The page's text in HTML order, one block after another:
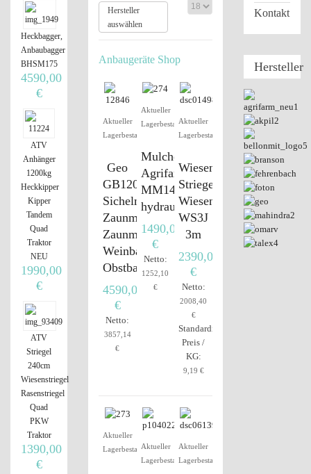
Hersteller
auswählen
Anbaugeräte Shop
Aktueller
Lagerbestand
Geo
GB120DD
Sichelmähwerk
Zaunmähwerk
Zaunmäher
Weinbau
Obstbau
4590,00
€
Netto:
3857,14
€
Aktueller
Lagerbestand
Mulcher
Agrifarm
MM145H
hydraulisch
1490,00
€
Netto:
1252,10
€
Aktueller
Lagerbestand
Wiesenstriegel,
Striegel,
Wiesenschleppe,
WS3J
3m
2390,00
€
Netto:
2008,40
€
Standardisierter
Preis /
KG:
9,19 €
Aktueller
LagerbestandAktueller
Lagerbestand
Aktueller
Lagerbestand
Heckbagger,
Anbaubagger
BHSM175
4590,00
€
ATV
Anhänger
1200kg
Heckkipper
Kipper
Tandem
Quad
Traktor
NEU
1990,00
€
ATV
Striegel
240cm
Wiesenstriegel
Rasenstriegel
Quad
PKW
Traktor
1390,00
€
Kontakt
Hersteller